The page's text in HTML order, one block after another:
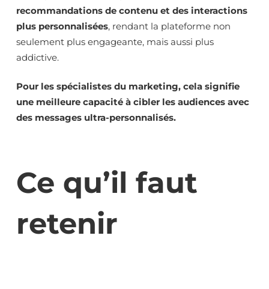
recommandations de contenu et des interactions
plus personnalisées, rendant la plateforme non
seulement plus engageante, mais aussi plus
addictive.
Pour les spécialistes du marketing, cela signifie
une meilleure capacité à cibler les audiences avec
des messages ultra-personnalisés.
Ce qu’il faut
retenir